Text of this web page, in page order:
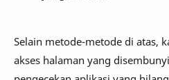
Selain metode-metode di atas,
akses halaman yang